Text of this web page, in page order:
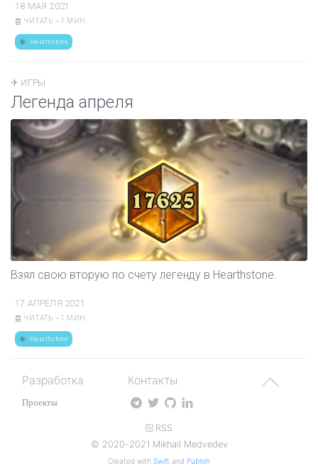
18 МАЯ 2021
䷉ ЧИТАТЬ ~1 МИН.
Hearthstone
✈︎ ИГРЫ
Легенда апреля
Взял свою вторую по счету легенду в Hearthstone.
17 АПРЕЛЯ 2021
䷉ ЧИТАТЬ ~1 МИН.
Hearthstone
RSS
© 2020-2021 Mikhail Medvedev
Created with Swift and Publish
Разработка
Проекты
Контакты